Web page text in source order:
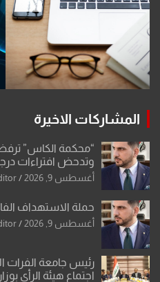
المشاركات الاخيرة
“محكمة الكاس” ترفض
وتدحض افتراءات
الشكوى
أغسطس 9, 2026
حملة الاستهداف
أغسطس 9, 2026
رئيس جامعة الفرات
اجتماع هيئة الرأي